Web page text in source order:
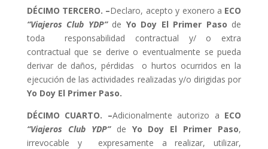
DÉCIMO TERCERO. –Declaro, acepto y exonero a ECO
“Viajeros Club YDP” de Yo Doy El Primer Paso de
toda responsabilidad contractual y/ o extra
contractual que se derive o eventualmente se pueda
derivar de daños, pérdidas o hurtos ocurridos en la
ejecución de las actividades realizadas y/o dirigidas por
Yo Doy El Primer Paso.
DÉCIMO CUARTO. –Adicionalmente autorizo a ECO
“Viajeros Club YDP” de Yo Doy El Primer Paso,
irrevocable y expresamente a realizar, utilizar,